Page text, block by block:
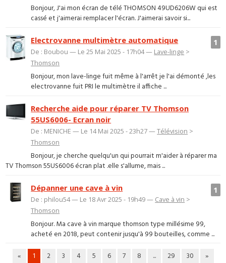
Bonjour, J'ai mon écran de télé THOMSON 49UD6206W qui est
cassé et j'aimerai remplacer l'écran. J'aimerai savoir si...
1
Electrovanne multimètre automatique
De : Boubou — Le 25 Mai 2025 - 17h04 — Lave-linge >
Thomson
Bonjour, mon lave-linge fuit même à l'arrêt je l'ai démonté ,les
electrovanne fuit PRI le multimètre il affiche ...
Recherche aide pour réparer TV Thomson
55US6006- Ecran noir
De : MENICHE — Le 14 Mai 2025 - 23h27 —Télévision >
Thomson
Bonjour, je cherche quelqu'un qui pourrait m'aider à réparer ma
TV Thomson 55US6006 écran plat .elle s'allume, mais ...
1
Dépanner une cave à vin
De : philou54 — Le 18 Avr 2025 - 19h49 — Cave à vin >
Thomson
Bonjour. Ma cave à vin marque thomson type millésime 99,
acheté en 2018, peut contenir jusqu'à 99 bouteilles, comme ...
« 1 2 3 4 5 6 7 8 ... 29 30 »